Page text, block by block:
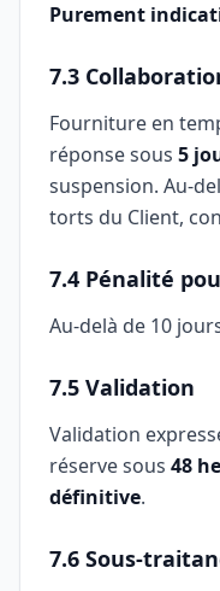
Purement
7.3
Fourniture en
réponse sous 5
suspension. Au-
torts du Client,
7.4 Pénalité
Au-delà de 10
7.5 Validation
Validation
réserve sous 48
définitive.
7.6 Sous-